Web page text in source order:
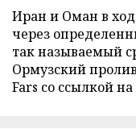
Иран и Оман в
через
так называемый
Ормузский
Fars со ссылкой